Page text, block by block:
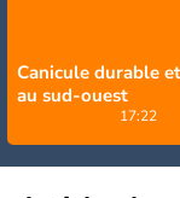
Canicule durable
au sud-ouest
17:22